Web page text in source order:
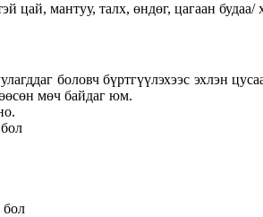
цай, мантуу, талх, өндөг, цагаан будаа/
боловч бүртгүүлэхээс эхлэн
мөч байдаг юм.
бол